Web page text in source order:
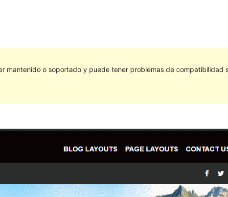
mantenido o soportado y puede tener problemas de compatibilidad